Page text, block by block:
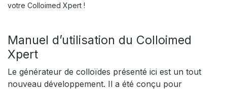
votre Colloimed Xpert !
Manuel d’utilisation du Colloimed
Xpert
Le générateur de colloïdes présenté ici est un tout
nouveau développement. Il a été conçu pour